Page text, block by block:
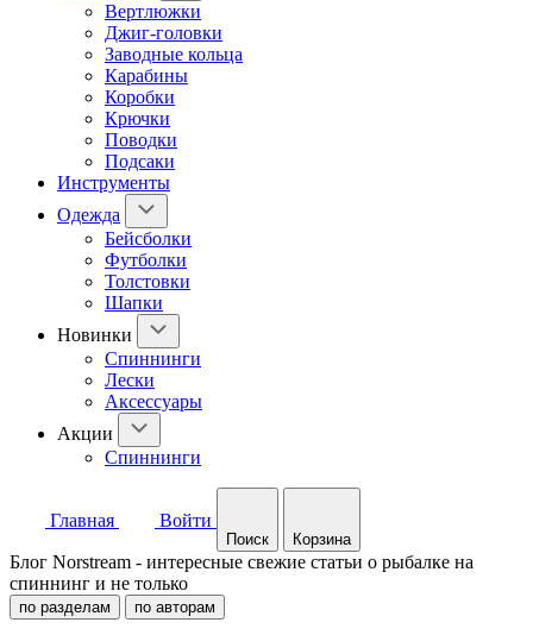
Вертлюжки
Джиг-головки
Заводные кольца
Карабины
Коробки
Крючки
Поводки
Подсаки
Инструменты
Одежда
Бейсболки
Футболки
Толстовки
Шапки
Новинки
Спиннинги
Лески
Аксессуары
Акции
Спиннинги
Главная Войти
Поиск Корзина
Блог Norstream - интересные свежие статьи о рыбалке на
спиннинг и не только
по разделам по авторам